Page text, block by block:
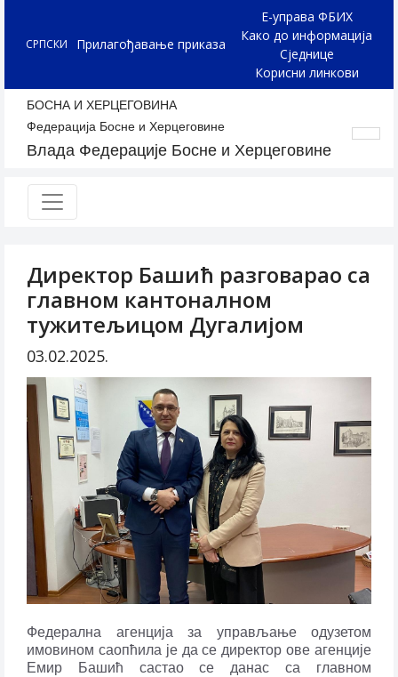
СРПСКИ Прилагођавање приказа
Е-управа ФБИХ
Како до информација
Сједнице
Корисни линкови
БОСНА И ХЕРЦЕГОВИНА
Федерација Босне и Херцеговине
Влада Федерације Босне и Херцеговине
Директор Башић разговарао са
главном кантоналном
тужитељицом Дугалијом
03.02.2025.
Федерална агенција за управљање одузетом
имовином саопћила је да се директор ове агенције
Емир Башић састао се данас са главном